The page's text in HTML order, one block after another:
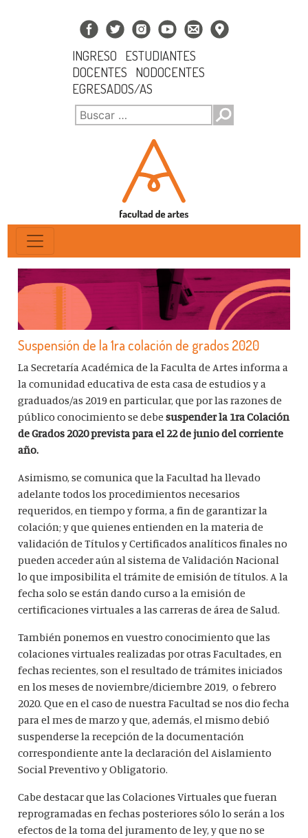
INGRESO
ESTUDIANTES
DOCENTES
NODOCENTES
EGRESADOS/AS
Suspensión de la 1ra colación de grados 2020
La Secretaría Académica de la Faculta de Artes informa a
la comunidad educativa de esta casa de estudios y a
graduados/as 2019 en particular, que por las razones de
público conocimiento se debesuspender la 1ra Colación
de Grados 2020 prevista para el 22 de junio del corriente
año.
Asimismo, se comunica que la Facultad ha llevado
adelante todos los procedimientos necesarios
requeridos, en tiempo y forma, a fin de garantizar la
colación; y que quienes entienden en la materia de
validación de Títulos y Certificados analíticos finales no
pueden acceder aún al sistema de Validación Nacional
lo que imposibilita el trámite de emisión de títulos. A la
fecha solo se están dando curso a la emisión de
certificaciones virtuales a las carreras de área de Salud.
También ponemos en vuestro conocimiento que las
colaciones virtuales realizadas por otras Facultades, en
fechas recientes, son el resultado de trámites iniciados
en los meses de noviembre/diciembre 2019, o febrero
2020. Que en el caso de nuestra Facultad se nos dio fecha
para el mes de marzo y que, además, el mismo debió
suspenderse la recepción de la documentación
correspondiente ante la declaración del Aislamiento
Social Preventivo y Obligatorio.
Cabe destacar que las Colaciones Virtuales que fueran
reprogramadas en fechas posteriores sólo lo serán a los
efectos de la toma del juramento de ley, y que no se